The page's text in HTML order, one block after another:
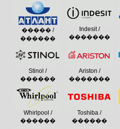
����� /
������
Indesit /
�������
Stinol /
������
Ariston /
�������
Whirlpool /
������
Toshiba /
������